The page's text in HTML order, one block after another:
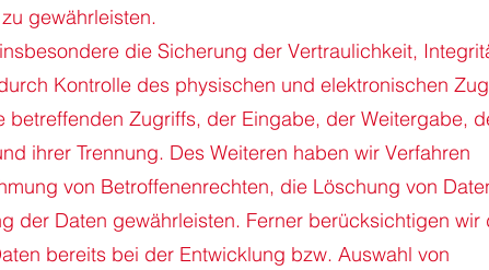
gewährleisten.
die Sicherung der Vertraulichkeit,
Kontrolle des physischen und elektronischen
betreffenden Zugriffs, der Eingabe, der Weitergabe,
ihrer Trennung. Des Weiteren haben wir Verfahren
von Betroffenenrechten, die Löschung von
der Daten gewährleisten. Ferner berücksichtigen wir
bereits bei der Entwicklung bzw. Auswahl von